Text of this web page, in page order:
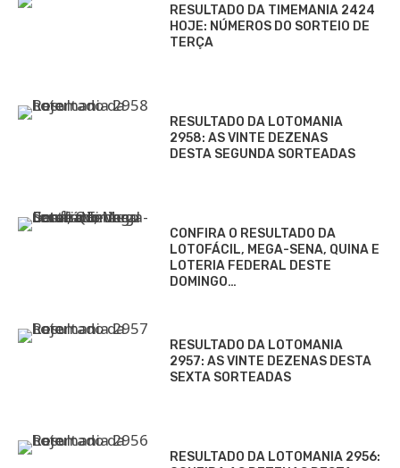
RESULTADO DA TIMEMANIA 2424
HOJE: NÚMEROS DO SORTEIO DE
TERÇA
RESULTADO DA LOTOMANIA
2958: AS VINTE DEZENAS
DESTA SEGUNDA SORTEADAS
CONFIRA O RESULTADO DA
LOTOFÁCIL, MEGA-SENA, QUINA E
LOTERIA FEDERAL DESTE
DOMINGO…
RESULTADO DA LOTOMANIA
2957: AS VINTE DEZENAS DESTA
SEXTA SORTEADAS
RESULTADO DA LOTOMANIA 2956: